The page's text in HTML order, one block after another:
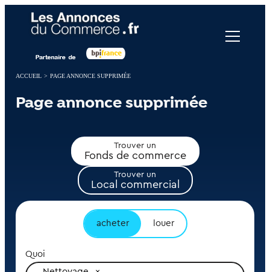
ACCUEIL > PAGE ANNONCE SUPPRIMÉE
Page annonce supprimée
Trouver un
Fonds de commerce
Trouver un
Local commercial
acheter louer
Quoi
Panneau de gestion des cookies